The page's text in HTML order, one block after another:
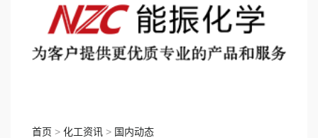
国际动态
首页 > 化工资讯 > 国内动态